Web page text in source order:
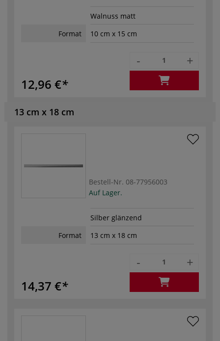
Walnuss matt
Format
10 cm x 15 cm
12,96 €
- +
13 cm x 18 cm
Bestell-Nr. 08-77956003
Auf Lager.
Silber glänzend
Format
13 cm x 18 cm
14,37 €
- +